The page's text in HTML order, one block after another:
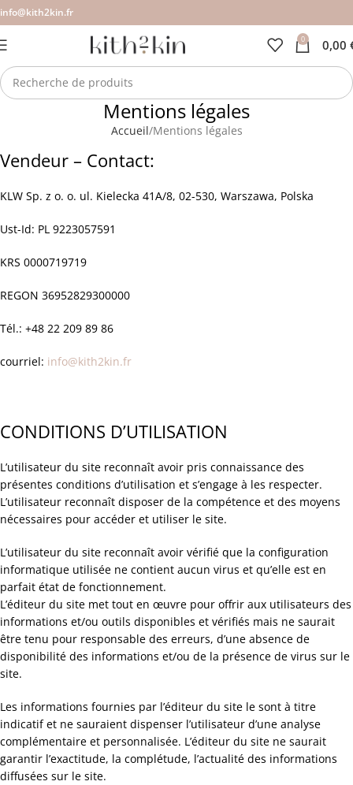
info@kith2kin.fr
0 0,00
Mentions légales
Accueil Mentions légales
Vendeur – Contact:
KLW Sp. z o. o. ul. Kielecka 41A/8, 02-530, Warszawa, Polska
Ust-Id: PL 9223057591
KRS 0000719719
REGON 36952829300000
Tél.: +48 22 209 89 86
courriel: info@kith2kin.fr
CONDITIONS D’UTILISATION
L’utilisateur du site reconnaît avoir pris connaissance des
présentes conditions d’utilisation et s’engage à les respecter.
L’utilisateur reconnaît disposer de la compétence et des moyens
nécessaires pour accéder et utiliser le site.
L’utilisateur du site reconnaît avoir vérifié que la configuration
informatique utilisée ne contient aucun virus et qu’elle est en
parfait état de fonctionnement.
L’éditeur du site met tout en œuvre pour offrir aux utilisateurs des
informations et/ou outils disponibles et vérifiés mais ne saurait
être tenu pour responsable des erreurs, d’une absence de
disponibilité des informations et/ou de la présence de virus sur le
site.
Les informations fournies par l’éditeur du site le sont à titre
indicatif et ne sauraient dispenser l’utilisateur d’une analyse
complémentaire et personnalisée. L’éditeur du site ne saurait
garantir l’exactitude, la complétude, l’actualité des informations
diffusées sur le site.